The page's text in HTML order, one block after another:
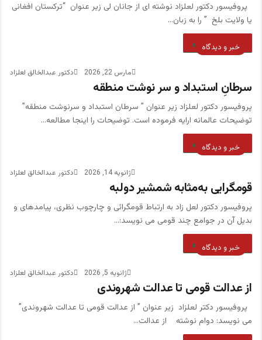
پروفیسور دکتور لعلزاد نوشته ای از جانان لی زیر عنوان “ترکستان افغانی
یا ولایت بلخ ” را به زبان…
بیشتر بخوانید »
خبر و دیدگاه
دکتور عبدالخالق لعلزاد مارس 22, 2026
سرطانِ استبداد و سر نوشت منطقه
پروفیسور دکتور لعلزاد زیر عنوان ” سرطان استبداد و سرنوشت منطقه”
توضیحات عالمانه ارایه فرموده است. توضیحات را اینجا مطالعه…
بیشتر بخوانید »
خبر و دیدگاه
دکتور عبدالخالق لعلزاد ژانویه 14, 2026
قومگرایی به‌مثابه شمشیر دولبه‎
پروفیسور دکتور لعل زاد به ارتباط قومگرائی و چارچوب نظری، پیامدهای و
بدیل آن در جوامع چند قومی می نویسد:…
بیشتر بخوانید »
خبر و دیدگاه
دکتور عبدالخالق لعلزاد ژانویه 5, 2026
از عدالت قومی تا عدالت شهروندی
پروفیسور دکتر لعلزاد زیر عنوان ” از عدالت قومی تا عدالت شهروندی”
می نویسد: دوام نوشته از عدالت…